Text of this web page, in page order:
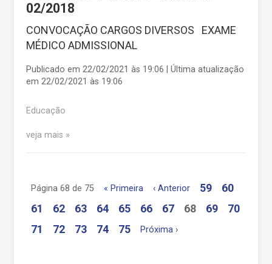
02/2018
CONVOCAÇÃO CARGOS DIVERSOS EXAME
MÉDICO ADMISSIONAL
Publicado em 22/02/2021 às 19:06 | Última atualização
em 22/02/2021 às 19:06
Educação
veja mais
Página 68 de 75 « Primeira ‹ Anterior 59
60
61
62 63 64 65 66 67 68 69
70
71
72 73 74 75 Próxima ›